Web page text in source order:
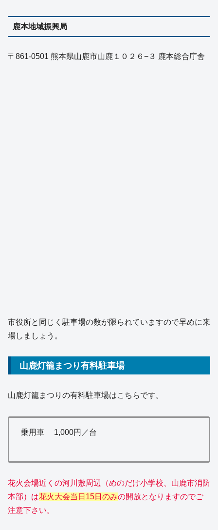
鹿本地域振興局
〒861-0501 熊本県山鹿市山鹿１０２６−３ 鹿本総合庁舎
市役所と同じく駐車場の数が限られていますので早めに来
場しましょう。
山鹿灯籠まつり有料駐車場
山鹿灯籠まつりの有料駐車場はこちらです。
乗用車 1,000円／台
花火会場近くの河川敷周辺（めのだけ小学校、山鹿市消防
本部）は花火大会当日15日のみの開放となりますのでご
注意下さい。